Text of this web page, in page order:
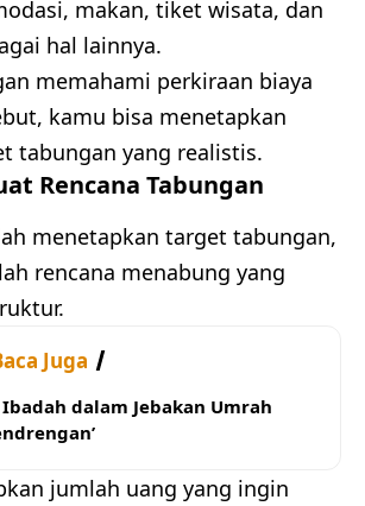
makan, tiket wisata, dan
hal lainnya.
memahami perkiraan biaya
kamu bisa menetapkan
tabungan yang realistis.
Rencana Tabungan
menetapkan target tabungan,
rencana menabung yang
Juga
Ibadah dalam Jebakan Umrah
jumlah uang yang ingin